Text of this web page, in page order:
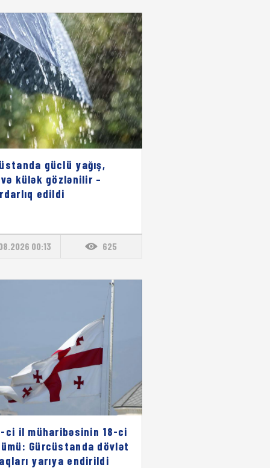
güclü yağış,
külək gözlənilir –
edildi
00:13 625
ci il müharibəsinin 18-ci
Gürcüstanda dövlət
yarıya endirildi